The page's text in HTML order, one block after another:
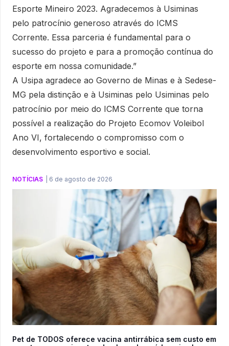
Esporte Mineiro 2023. Agradecemos à Usiminas
pelo patrocínio generoso através do ICMS
Corrente. Essa parceria é fundamental para o
sucesso do projeto e para a promoção contínua do
esporte em nossa comunidade.”
A Usipa agradece ao Governo de Minas e à Sedese-
MG pela distinção e à Usiminas pelo Usiminas pelo
patrocínio por meio do ICMS Corrente que torna
possível a realização do Projeto Ecomov Voleibol
Ano VI, fortalecendo o compromisso com o
desenvolvimento esportivo e social.
NOTÍCIAS 6 de agosto de 2026
Pet de TODOS oferece vacina antirrábica sem custo em